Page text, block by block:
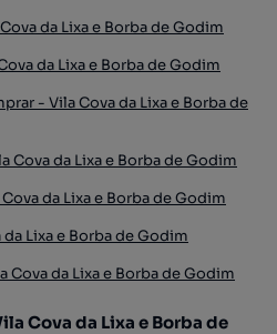
da Lixa e Borba de Godim
da Lixa e Borba de Godim
- Vila Cova da Lixa e Borba de
Cova da Lixa e Borba de Godim
da Lixa e Borba de Godim
Lixa e Borba de Godim
Cova da Lixa e Borba de Godim
Cova da Lixa e Borba de